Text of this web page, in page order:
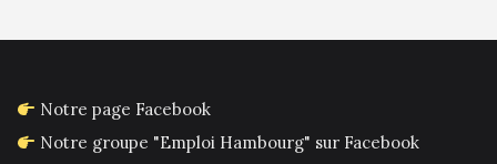
Notre page Facebook
Notre groupe "Emploi Hambourg" sur Facebook